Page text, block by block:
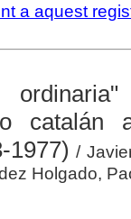
a aquest
1977) /
Holgado,